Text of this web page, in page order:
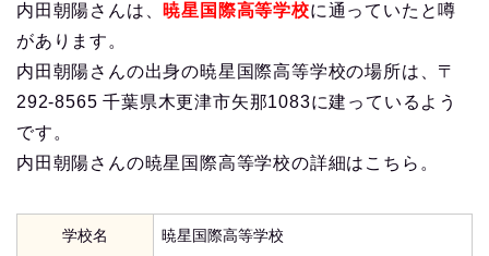
内田朝陽さんは、 暁星国際高等学校に通っていたと噂
があります。
内田朝陽さんの出身の暁星国際高等学校の場所は、〒
292-8565 千葉県木更津市矢那1083に建っているよう
です。
内田朝陽さんの暁星国際高等学校の詳細はこちら。
学校名 暁星国際高等学校